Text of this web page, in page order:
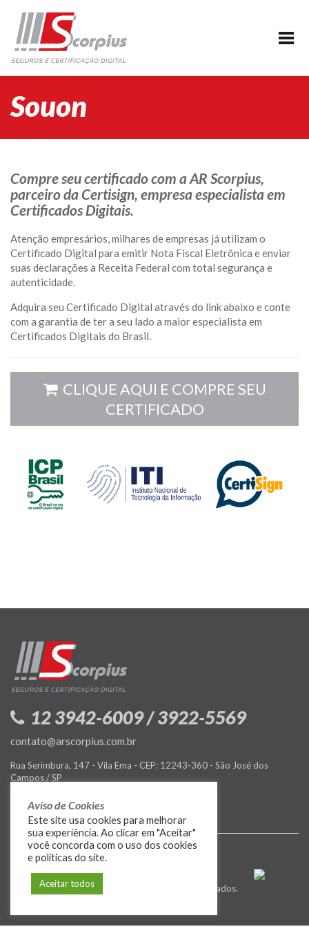
HOME
EMPRESA
AGENDAMENTO
SEGUROS
BLOG
SUPORTE/CONTATO
Souon
Compre seu certificado com a AR Scorpius,
parceiro da Certisign, empresa especialista em
Certificados Digitais.
Atenção empresários, milhares de empresas já utilizam o
Certificado Digital para emitir Nota Fiscal Eletrônica e enviar
suas declarações a Receita Federal com total segurança e
autenticidade.
Adquira seu Certificado Digital através do link abaixo e conte
com a garantia de ter a seu lado a maior especialista em
Certificados Digitais do Brasil.
CLIQUE AQUI E COMPRE SEU
CERTIFICADO
12 3942-6009 / 3922-5569
contato@arscorpius.com.br
Rua Serimbura, 147 - Vila Ema - CEP: 12243-360 - São José dos
Campos / SP
Política de Privacidade
© 2009-2026 MIDIASIM . Todos os direitos reservados.
Aviso de Cookies
Este site usa cookies para melhorar
sua experiência. Ao clicar em "Aceitar"
você concorda com o uso dos cookies
e políticas do site.
Aceitar todos